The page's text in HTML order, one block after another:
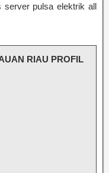
server pulsa elektrik all
RIAU PROFIL